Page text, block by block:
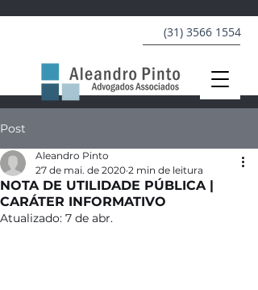
(31) 3566 1554
Post
NOTA DE UTILIDADE PÚBLICA |
CARÁTER INFORMATIVO
Aleandro Pinto
27 de mai. de 2020 2 min de leitura
Atualizado: 7 de abr.